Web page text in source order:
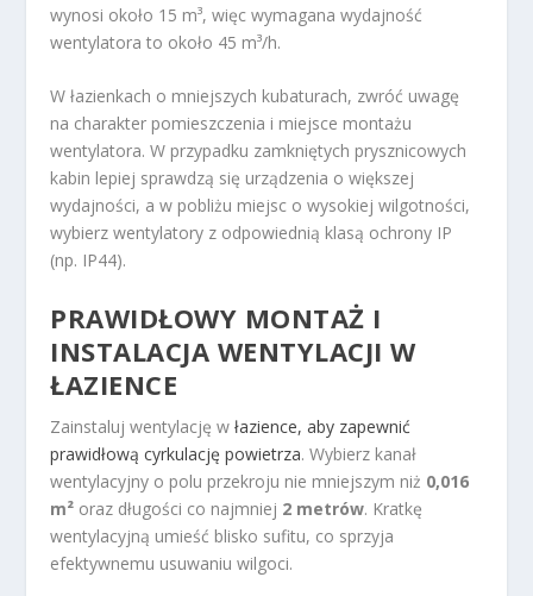
wynosi około 15 m³, więc wymagana wydajność
wentylatora to około 45 m³/h.
W łazienkach o mniejszych kubaturach, zwróć uwagę
na charakter pomieszczenia i miejsce montażu
wentylatora. W przypadku zamkniętych prysznicowych
kabin lepiej sprawdzą się urządzenia o większej
wydajności, a w pobliżu miejsc o wysokiej wilgotności,
wybierz wentylatory z odpowiednią klasą ochrony IP
(np. IP44).
PRAWIDŁOWY MONTAŻ I
INSTALACJA WENTYLACJI W
ŁAZIENCE
Zainstaluj wentylację włazience, aby zapewnić
prawidłową cyrkulację powietrza. Wybierz kanał
wentylacyjny o polu przekroju nie mniejszym niż 0,016
m² oraz długości co najmniej 2 metrów. Kratkę
wentylacyjną umieść blisko sufitu, co sprzyja
efektywnemu usuwaniu wilgoci.